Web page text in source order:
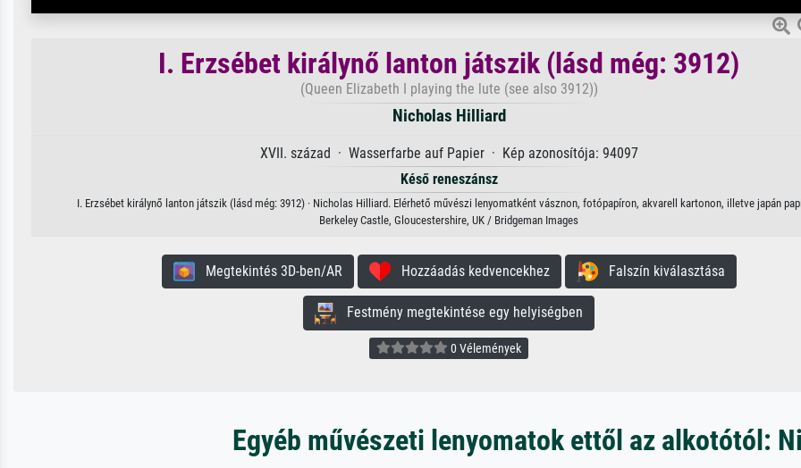
I. Erzsébet királynő lanton játszik (lásd még: 3912)
(Queen Elizabeth I playing the lute (see also 3912))
Nicholas Hilliard
XVII. század · Wasserfarbe auf Papier · Kép azonosítója: 94097
Késő reneszánsz
I. Erzsébet királynő lanton játszik (lásd még: 3912) · Nicholas Hilliard. Elérhető művészi lenyomatként vásznon, fotópapíron, akvarell kartonon, illetve japán
Berkeley Castle, Gloucestershire, UK / Bridgeman Images
Megtekintés 3D-ben/AR Hozzáadás kedvencekhez Falszín kiválasztása
Festmény megtekintése egy helyiségben
0 Vélemények
Egyéb művészeti lenyomatok ettől az alkotótól: